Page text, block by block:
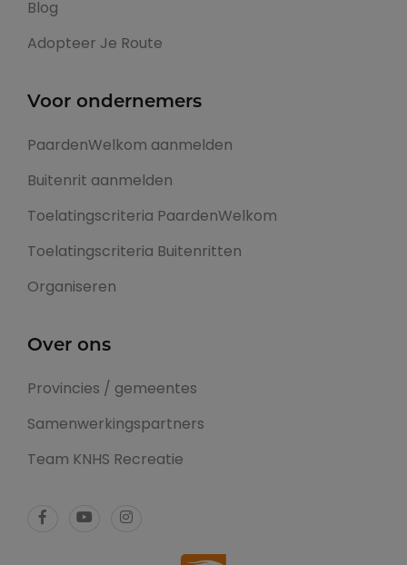
Blog
Adopteer Je Route
Voor ondernemers
PaardenWelkom aanmelden
Buitenrit aanmelden
Toelatingscriteria PaardenWelkom
Toelatingscriteria Buitenritten
Organiseren
Over ons
Provincies / gemeentes
Samenwerkingspartners
Team KNHS Recreatie